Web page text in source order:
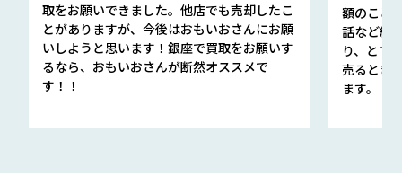
取をお願いできました。他店でも売却したこ
とがありますが、今後はおもいおさんにお願
いしようと思います！銀座で買取をお願いす
るなら、おもいおさんが断然オススメで
す！！
額のこと
話など細
り、とて
売るとき
ます。